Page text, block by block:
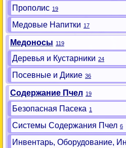
Прополис 19
Медовые Напитки 17
Медоносы 119
Деревья и Кустарники 24
Посевные и Дикие 36
Содержание Пчел 19
Безопасная Пасека 1
Системы Содержания Пчел 6
Инвентарь, Оборудование,